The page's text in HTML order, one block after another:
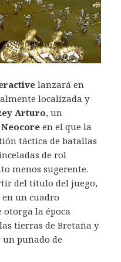
lanzará en
localizada y
Arturo, un
Neocore en el que la
táctica de batallas
de rol
menos sugerente.
del título del juego,
un cuadro
otorga la época
tierras de Bretaña y
puñado de